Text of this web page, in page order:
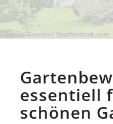
essentiell
schönen